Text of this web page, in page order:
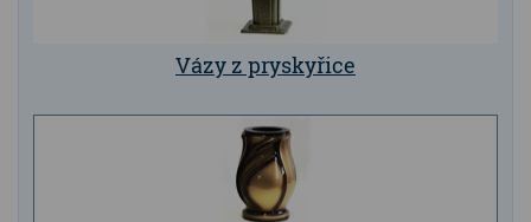
Vázy z pryskyřice